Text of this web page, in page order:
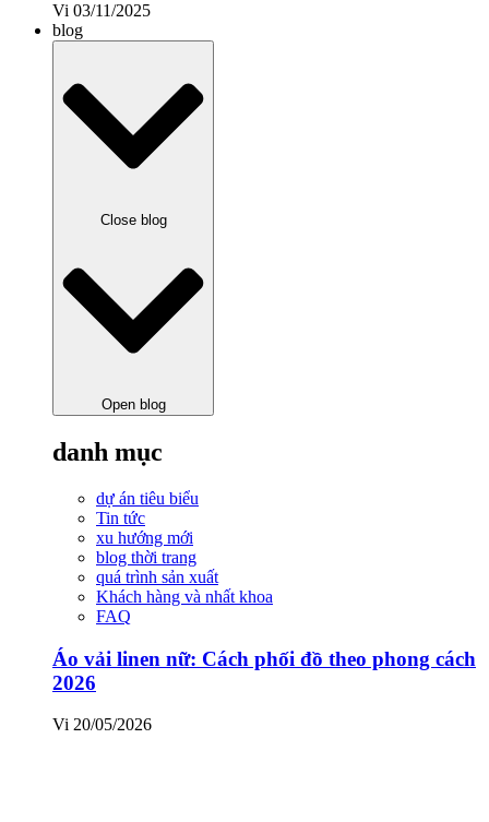
Vi 03/11/2025
blog
Close blog
Open blog
danh mục
dự án tiêu biểu
Tin tức
xu hướng mới
blog thời trang
quá trình sản xuất
Khách hàng và nhất khoa
FAQ
Áo vải linen nữ: Cách phối đồ theo phong cách
2026
Vi 20/05/2026